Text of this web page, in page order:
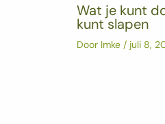
Wat je kunt
kunt slapen
Door Imke / juli 8,